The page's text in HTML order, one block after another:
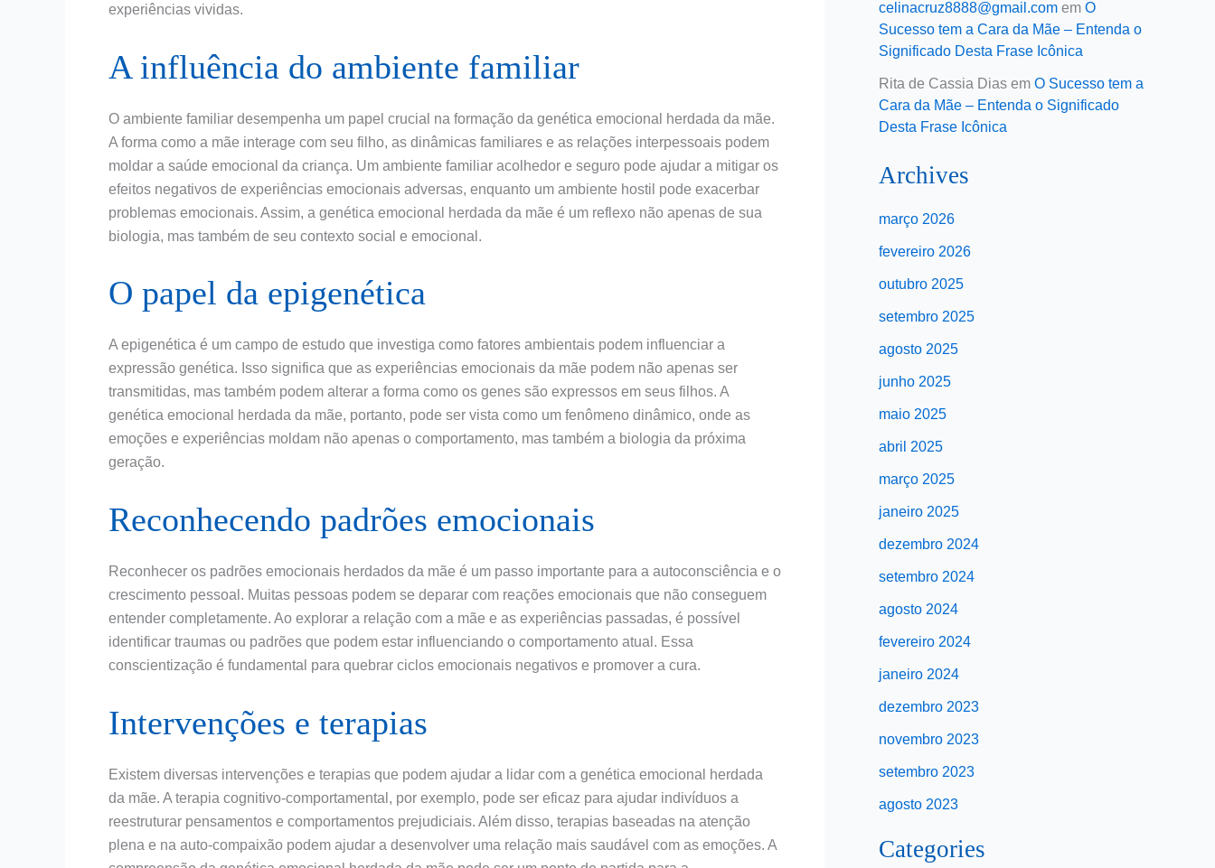
experiências vividas.
A influência do ambiente familiar
O ambiente familiar desempenha um papel crucial na formação da genética emocional herdada da mãe.
A forma como a mãe interage com seu filho, as dinâmicas familiares e as relações interpessoais podem
moldar a saúde emocional da criança. Um ambiente familiar acolhedor e seguro pode ajudar a mitigar os
efeitos negativos de experiências emocionais adversas, enquanto um ambiente hostil pode exacerbar
problemas emocionais. Assim, a genética emocional herdada da mãe é um reflexo não apenas de sua
biologia, mas também de seu contexto social e emocional.
O papel da epigenética
A epigenética é um campo de estudo que investiga como fatores ambientais podem influenciar a
expressão genética. Isso significa que as experiências emocionais da mãe podem não apenas ser
transmitidas, mas também podem alterar a forma como os genes são expressos em seus filhos. A
genética emocional herdada da mãe, portanto, pode ser vista como um fenômeno dinâmico, onde as
emoções e experiências moldam não apenas o comportamento, mas também a biologia da próxima
geração.
Reconhecendo padrões emocionais
Reconhecer os padrões emocionais herdados da mãe é um passo importante para a autoconsciência e o
crescimento pessoal. Muitas pessoas podem se deparar com reações emocionais que não conseguem
entender completamente. Ao explorar a relação com a mãe e as experiências passadas, é possível
identificar traumas ou padrões que podem estar influenciando o comportamento atual. Essa
conscientização é fundamental para quebrar ciclos emocionais negativos e promover a cura.
Intervenções e terapias
Existem diversas intervenções e terapias que podem ajudar a lidar com a genética emocional herdada
da mãe. A terapia cognitivo-comportamental, por exemplo, pode ser eficaz para ajudar indivíduos a
reestruturar pensamentos e comportamentos prejudiciais. Além disso, terapias baseadas na atenção
plena e na auto-compaixão podem ajudar a desenvolver uma relação mais saudável com as emoções. A
celinacruz8888@gmail.com em O
Sucesso tem a Cara da Mãe – Entenda o
Significado Desta Frase Icônica
Rita de Cassia Dias em O Sucesso tem a
Cara da Mãe – Entenda o Significado
Desta Frase Icônica
Archives
março 2026
fevereiro 2026
outubro 2025
setembro 2025
agosto 2025
junho 2025
maio 2025
abril 2025
março 2025
janeiro 2025
dezembro 2024
setembro 2024
agosto 2024
fevereiro 2024
janeiro 2024
dezembro 2023
novembro 2023
setembro 2023
agosto 2023
Categories